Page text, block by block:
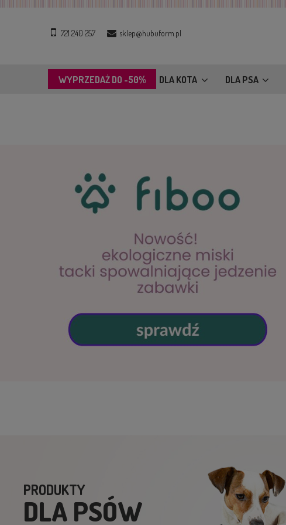
721 240 257 sklep@hubuform.pl
WYPRZEDAŻ DO -50% DLA KOTA DLA PSA
PRODUKTY
DLA PSÓW